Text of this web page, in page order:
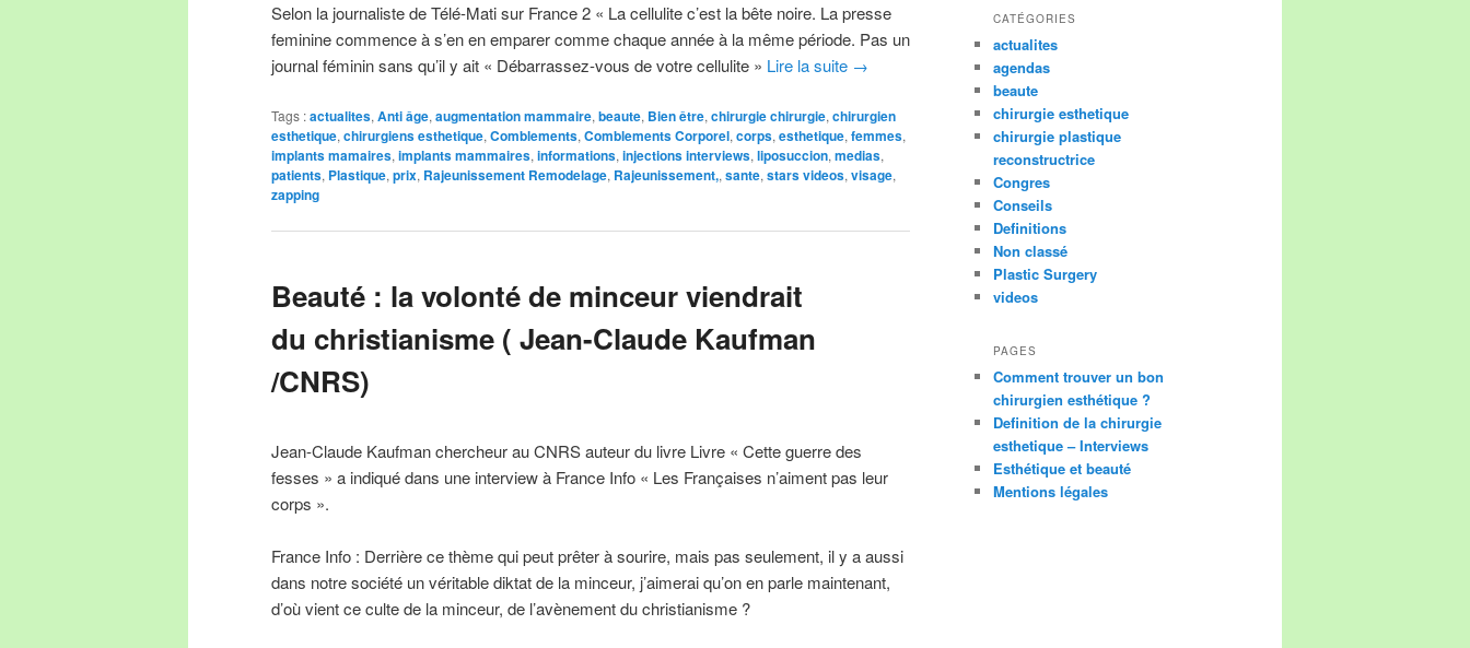
Selon la journaliste de Télé-Mati sur France 2 « La cellulite c’est la bête noire. La presse
feminine commence à s’en en emparer comme chaque année à la même période. Pas un
journal féminin sans qu’il y ait « Débarrassez-vous de votre cellulite » Lire la suite →
Tags :actualites, Anti âge, augmentation mammaire, beaute, Bien être, chirurgie chirurgie, chirurgien
esthetique, chirurgiens esthetique, Comblements, Comblements Corporel, corps, esthetique, femmes,
implants mamaires, implants mammaires, informations, injections interviews, liposuccion, medias,
patients, Plastique, prix, Rajeunissement Remodelage, Rajeunissement,, sante, stars videos, visage,
zapping
Beauté : la volonté de minceur viendrait
du christianisme ( Jean-Claude Kaufman
/CNRS)
Jean-Claude Kaufman chercheur au CNRS auteur du livre Livre « Cette guerre des
fesses » a indiqué dans une interview à France Info « Les Françaises n’aiment pas leur
corps ».
France Info : Derrière ce thème qui peut prêter à sourire, mais pas seulement, il y a aussi
dans notre société un véritable diktat de la minceur, j’aimerai qu’on en parle maintenant,
d’où vient ce culte de la minceur, de l’avènement du christianisme ?
CATÉGORIES
actualites
agendas
beaute
chirurgie esthetique
chirurgie plastique
reconstructrice
Congres
Conseils
Definitions
Non classé
Plastic Surgery
videos
PAGES
Comment trouver un bon
chirurgien esthétique ?
Definition de la chirurgie
esthetique – Interviews
Esthétique et beauté
Mentions légales